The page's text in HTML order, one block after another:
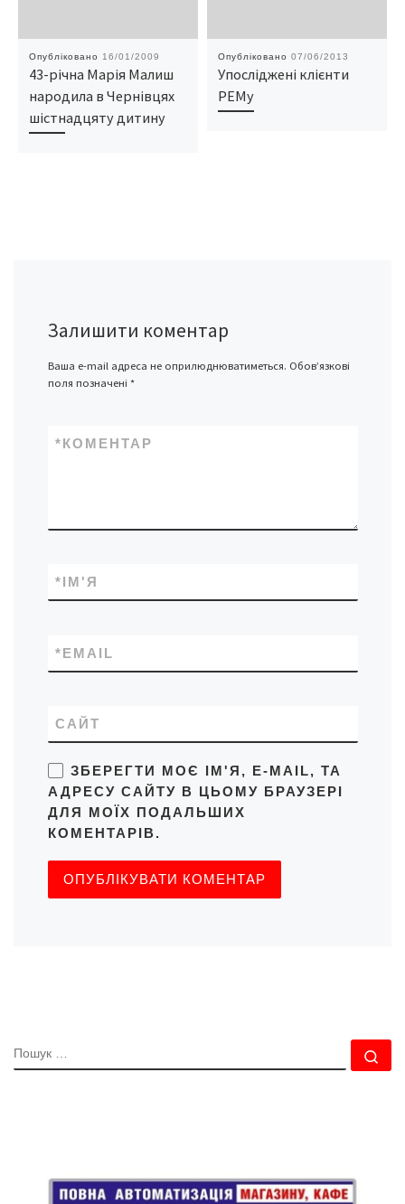
Опубліковано 16/01/2009
43-річна Марія Малиш
народила в Чернівцях
шістнадцяту дитину
Опубліковано 07/06/2013
Упосліджені клієнти
РЕМу
Залишити коментар
Ваша e-mail адреса не оприлюднюватиметься. Обов’язкові
поля позначені *
КОМЕНТАР
*
ІМ'Я
*
EMAIL
*
САЙТ
ЗБЕРЕГТИ МОЄ ІМ'Я, E-MAIL, ТА
АДРЕСУ САЙТУ В ЦЬОМУ БРАУЗЕРІ
ДЛЯ МОЇХ ПОДАЛЬШИХ
КОМЕНТАРІВ.
ПОШУК